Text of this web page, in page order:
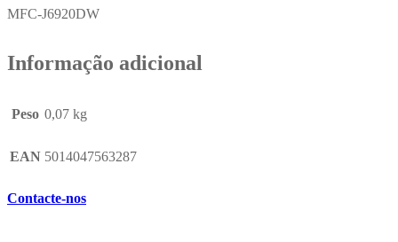
MFC-J6920DW
Informação adicional
Peso 0,07 kg
EAN 5014047563287
Contacte-nos